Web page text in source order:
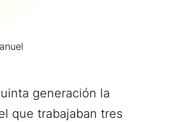
generación la
que trabajaban tres